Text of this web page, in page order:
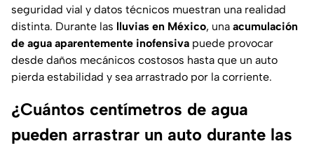
seguridad vial y datos técnicos muestran una realidad
distinta. Durante las lluvias en México, una acumulación
de agua aparentemente inofensiva puede provocar
desde daños mecánicos costosos hasta que un auto
pierda estabilidad y sea arrastrado por la corriente.
¿Cuántos centímetros de agua
pueden arrastrar un auto durante las